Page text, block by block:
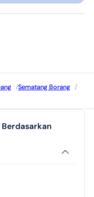
/Sematang Borang
/
Berdasarkan